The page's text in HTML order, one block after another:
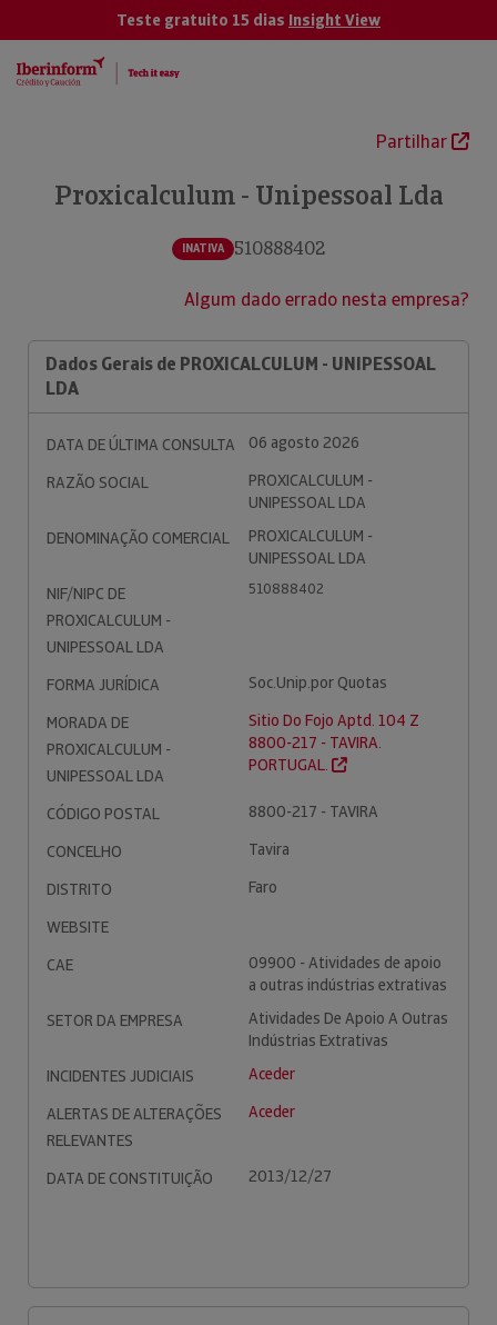
Teste gratuito 15 dias Insight View
Partilhar
Proxicalculum - Unipessoal Lda
INATIVA 510888402
Algum dado errado nesta empresa?
Dados Gerais de PROXICALCULUM - UNIPESSOAL
LDA
DATA DE ÚLTIMA CONSULTA
06 agosto 2026
RAZÃO SOCIAL
PROXICALCULUM -
UNIPESSOAL LDA
DENOMINAÇÃO COMERCIAL
PROXICALCULUM -
UNIPESSOAL LDA
NIF/NIPC DE
PROXICALCULUM -
UNIPESSOAL LDA
510888402
FORMA JURÍDICA
Soc.Unip.por Quotas
MORADA DE
PROXICALCULUM -
UNIPESSOAL LDA
Sitio Do Fojo Aptd. 104 Z
8800-217 - TAVIRA.
PORTUGAL.
CÓDIGO POSTAL
8800-217 - TAVIRA
CONCELHO
Tavira
DISTRITO
Faro
WEBSITE
CAE
09900 - Atividades de apoio
a outras indústrias extrativas
SETOR DA EMPRESA
Atividades De Apoio A Outras
Indústrias Extrativas
INCIDENTES JUDICIAIS
Aceder
ALERTAS DE ALTERAÇÕES
RELEVANTES
Aceder
DATA DE CONSTITUIÇÃO 2013/12/27